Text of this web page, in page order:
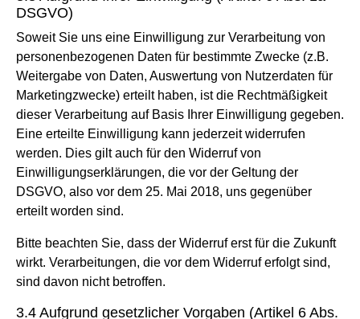
DSGVO)
Soweit Sie uns eine Einwilligung zur Verarbeitung von
personenbezogenen Daten für bestimmte Zwecke (z.B.
Weitergabe von Daten, Auswertung von Nutzerdaten für
Marketingzwecke) erteilt haben, ist die Rechtmäßigkeit
dieser Verarbeitung auf Basis Ihrer Einwilligung gegeben.
Eine erteilte Einwilligung kann jederzeit widerrufen
werden. Dies gilt auch für den Widerruf von
Einwilligungserklärungen, die vor der Geltung der
DSGVO, also vor dem 25. Mai 2018, uns gegenüber
erteilt worden sind.
Bitte beachten Sie, dass der Widerruf erst für die Zukunft
wirkt. Verarbeitungen, die vor dem Widerruf erfolgt sind,
sind davon nicht betroffen.
3.4 Aufgrund gesetzlicher Vorgaben (Artikel 6 Abs.